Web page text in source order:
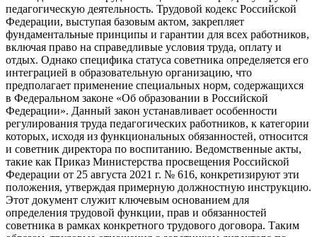
педагогическую деятельность. Трудовой кодекс Российской
Федерации, выступая базовым актом, закрепляет
фундаментальные принципы и гарантии для всех работников,
включая право на справедливые условия труда, оплату и
отдых. Однако специфика статуса советника определяется его
интеграцией в образовательную организацию, что
предполагает применение специальных норм, содержащихся
в Федеральном законе «Об образовании в Российской
Федерации». Данный закон устанавливает особенности
регулирования труда педагогических работников, к категории
которых, исходя из функциональных обязанностей, относится
и советник директора по воспитанию. Ведомственные акты,
такие как Приказ Министерства просвещения Российской
Федерации от 25 августа 2021 г. № 616, конкретизируют эти
положения, утверждая примерную должностную инструкцию.
Этот документ служит ключевым основанием для
определения трудовой функции, прав и обязанностей
советника в рамках конкретного трудового договора. Таким